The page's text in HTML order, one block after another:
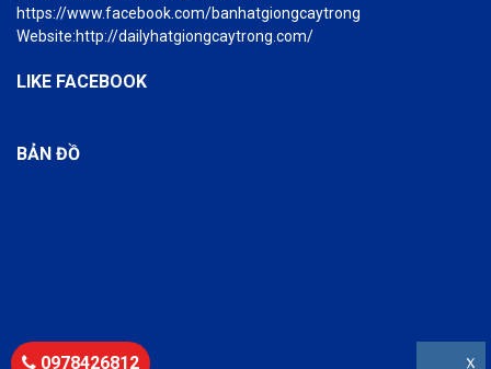
https://www.facebook.com/banhatgiongcaytrong
Website:http://dailyhatgiongcaytrong.com/
LIKE FACEBOOK
BẢN ĐỒ
0978426812